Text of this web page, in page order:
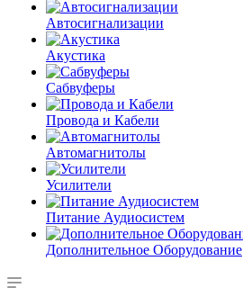
Автосигнализации
Акустика
Сабвуферы
Провода и Кабели
Автомагнитолы
Усилители
Питание Аудиосистем
Дополнительное Оборудование